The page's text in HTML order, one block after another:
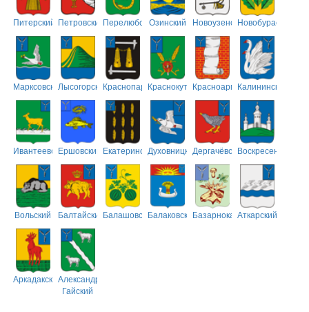
Питерский ПетровскийПерелюбскийОзинский НовоузенскийНовобурасский
МарксовскийЛысогорскийКраснопартизанский
КраснокутскийКрасноармейский
Калининский
ИвантеевскийЕршовский ЕкатериновскийДуховницкийДергачёвскийВоскресенский
Вольский БалтайскийБалашовскийБалаковскийБазарнокарабулакский
Аткарский
АркадакскийАлександрово-
Гайский